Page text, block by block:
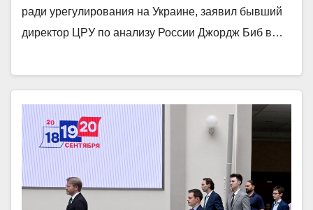
ради урегулирования на Украине, заявил бывший
директор ЦРУ по анализу России Джордж Биб в…